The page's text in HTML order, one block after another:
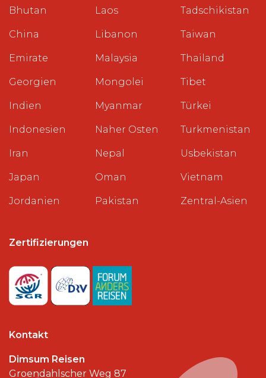
Bhutan
China
Emirate
Georgien
Indien
Indonesien
Iran
Japan
Jordanien
Laos
Libanon
Malaysia
Mongolei
Myanmar
Naher Osten
Nepal
Oman
Pakistan
Tadschikistan
Taiwan
Thailand
Tibet
Türkei
Turkmenistan
Usbekistan
Vietnam
Zentral-Asien
Zertifizierungen
Kontakt
Dimsum Reisen
Groendahlscher Weg 87